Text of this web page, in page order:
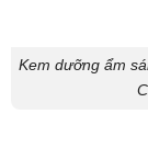
Kem dưỡng ẩm